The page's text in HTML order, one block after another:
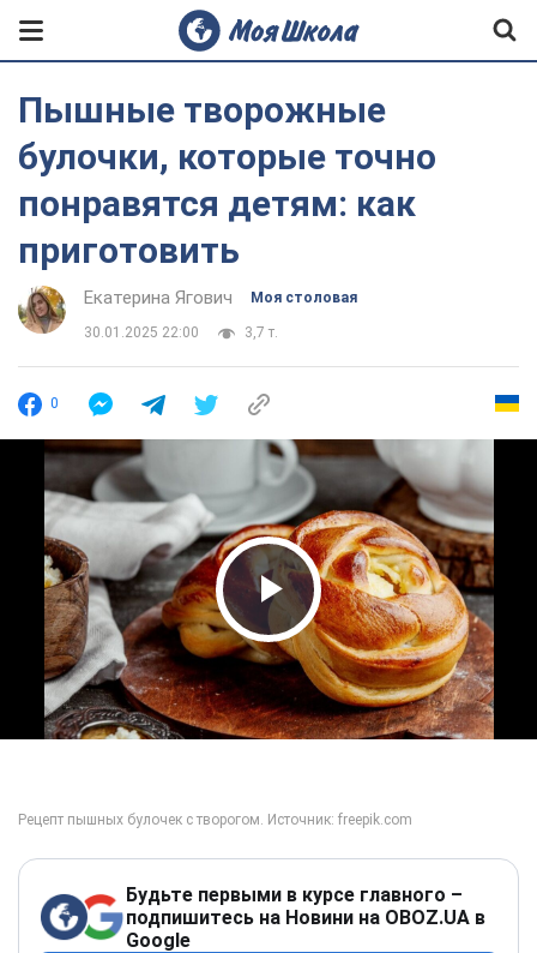
Пышные творожные
булочки, которые точно
понравятся детям: как
приготовить
Екатерина Ягович Моя столовая
30.01.2025 22:00 3,7 т.
0
Play Video
Будьте первыми в курсе главного –
подпишитесь на Новини на OBOZ.UA в
Google